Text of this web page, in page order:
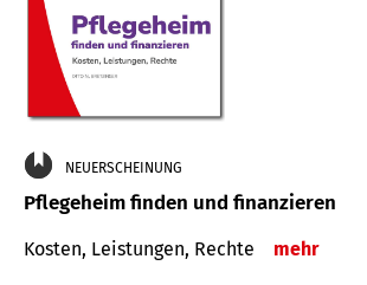
NEUERSCHEINUNG
Pflegeheim finden und finanzieren
Kosten, Leistungen, Rechte mehr